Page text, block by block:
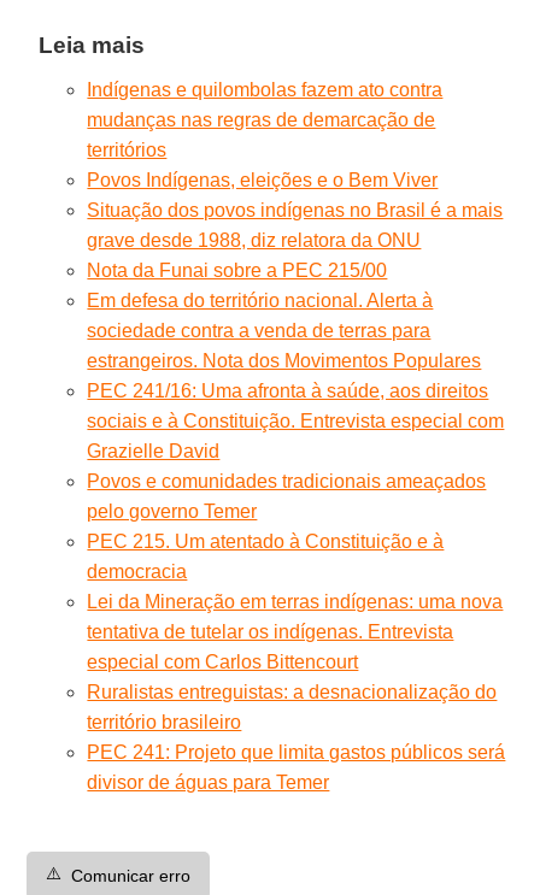
Leia mais
Indígenas e quilombolas fazem ato contra
mudanças nas regras de demarcação de
territórios
Povos Indígenas, eleições e o Bem Viver
Situação dos povos indígenas no Brasil é a mais
grave desde 1988, diz relatora da ONU
Nota da Funai sobre a PEC 215/00
Em defesa do território nacional. Alerta à
sociedade contra a venda de terras para
estrangeiros. Nota dos Movimentos Populares
PEC 241/16: Uma afronta à saúde, aos direitos
sociais e à Constituição. Entrevista especial com
Grazielle David
Povos e comunidades tradicionais ameaçados
pelo governo Temer
PEC 215. Um atentado à Constituição e à
democracia
Lei da Mineração em terras indígenas: uma nova
tentativa de tutelar os indígenas. Entrevista
especial com Carlos Bittencourt
Ruralistas entreguistas: a desnacionalização do
território brasileiro
PEC 241: Projeto que limita gastos públicos será
divisor de águas para Temer
⚠️ Comunicar erro